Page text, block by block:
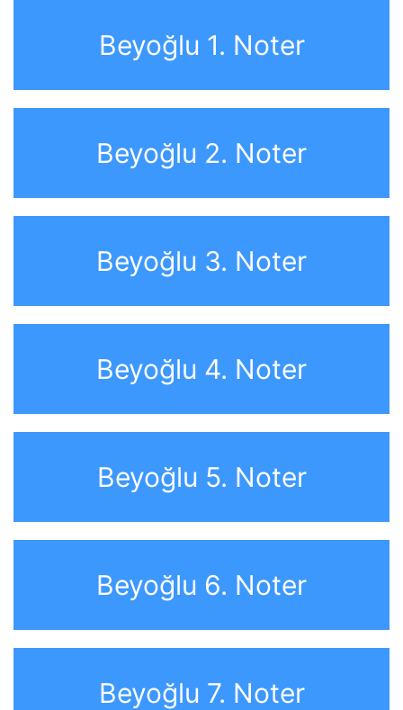
Beyoğlu 1. Noter
Beyoğlu 2. Noter
Beyoğlu 3. Noter
Beyoğlu 4. Noter
Beyoğlu 5. Noter
Beyoğlu 6. Noter
Beyoğlu 7. Noter